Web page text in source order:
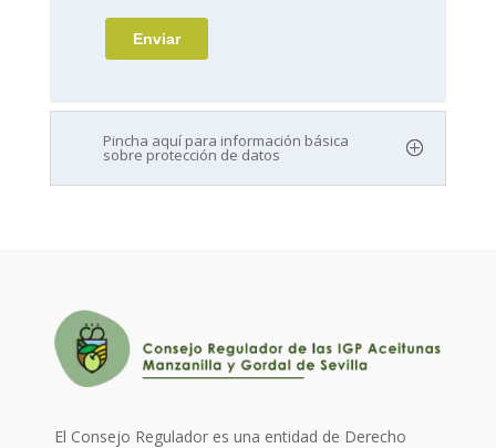
Pincha aquí para información básica
sobre protección de datos
El Consejo Regulador es una entidad de Derecho